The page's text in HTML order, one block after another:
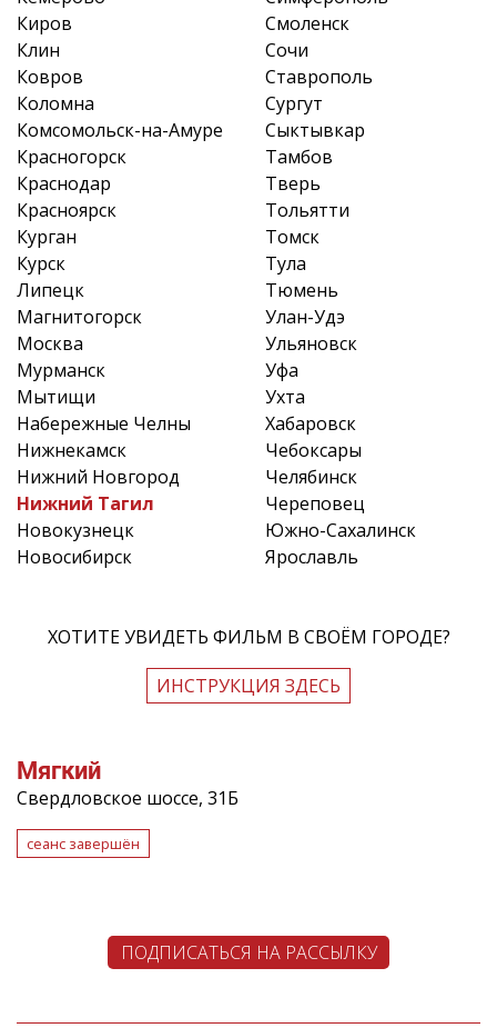
Киров
Клин
Ковров
Коломна
Комсомольск-на-Амуре
Красногорск
Краснодар
Красноярск
Курган
Курск
Липецк
Магнитогорск
Москва
Мурманск
Мытищи
Набережные Челны
Нижнекамск
Нижний Новгород
Нижний Тагил
Новокузнецк
Новосибирск
Смоленск
Сочи
Ставрополь
Сургут
Сыктывкар
Тамбов
Тверь
Тольятти
Томск
Тула
Тюмень
Улан-Удэ
Ульяновск
Уфа
Ухта
Хабаровск
Чебоксары
Челябинск
Череповец
Южно-Сахалинск
Ярославль
ХОТИТЕ УВИДЕТЬ ФИЛЬМ В СВОЁМ ГОРОДЕ?
ИНСТРУКЦИЯ ЗДЕСЬ
Мягкий
Свердловское шоссе, 31Б
сеанс завершён
ПОДПИСАТЬСЯ НА РАССЫЛКУ